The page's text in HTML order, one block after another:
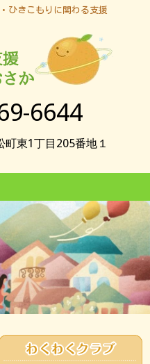
ひきこもりに関わる支援
6644
東1丁目205番地１